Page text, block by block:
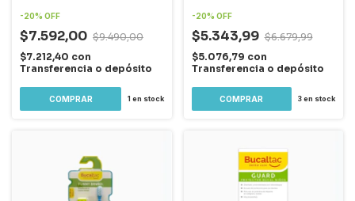
-20% OFF
$7.592,00 $9.490,00
$7.212,40 con
Transferencia o depósito
1 en stock
-20% OFF
$5.343,99 $6.679,99
$5.076,79 con
Transferencia o depósito
3en stock